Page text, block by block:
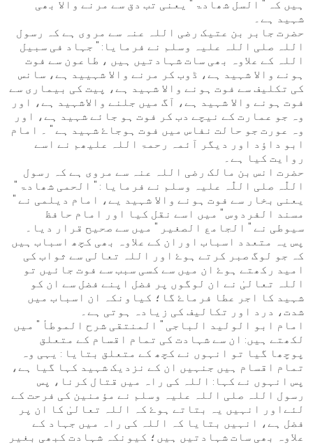
ہیں کہ " السل شھادۃ " یعنی تب دق سے مرنے والا بھی
شہید ہے۔
حضرت جابر بن عتیک رضی اللہ عنہ سے مروی ہے کہ رسول
اللہ صلی اللہ علیہ وسلم نے فرمایا: " جہاد فی سبیل
اللہ کے علاوہ بھی سات شہادتیں ہیں ، طاعون سے فوت
ہونے والا شہید ہے، ڈوب کر مرنے والا شہیید ہے، سانس
کی تکلیف سے فوت ہونے والا شہید ہے، پیت کی بیماری سے
فوت ہونے والا شہید ہے، آگ میں جلنے والاشہید ہے، اور
وہ جو عمارت کے نیچے دب کر فوت ہو جائے شہید ہے، اور
وہ عورت جو حالت نفاس میں فوت ہوجاۓ شہید ہے " ۔ امام
ابو داؤد اور دیگر آئمہ رحمۃ اللہ علیھم نے اسے
روایت کیا ہے۔
حضرت انس بن مالک رضی اللہ عنہ سے مروی ہے کہ رسول
اللّٰہ صلی اللّٰہ علیہ وسلم نے فرمایا : " الحمی شھادۃ "
یعنی بخار سے فوت ہونے والا شہید یے، امام دیلمی نے "
مسند الفردوس " میں اسے نقل کیا اور امام حافظ
سیوطی نے " الجامع الصغیر " میں سے صحیح قرار دیا۔
پس یہ متعدد اسباب اوران کے علاوہ بھی کچھ اسباب ہیں
کہ جو لوگ صبر کرتے ہوۓ اور اللہ تعالی سے ثواب کی
امید رکھتے ہوۓ ان میں سے کسی سبب سے فوت جائیں تو
اللہ تعالیٰ نے ان لوگوں پر فضل اپنے فضل سے ان کو
شہید کا اجر عطا فرماۓ گا؛ کیاونکہ ان اسباب میں
شدت، درد اور تکالیف کی زیادہ ہوتی ہے۔
امام ابو الولید الباجی " المنتقی شرح الموطأ " میں
لکھتے ہیں: ان سے شہادت کی تمام اقسام کے متعلق
پوچھا گیا تو انہوں نے کچھ کے متعلق بتایا : یہی وہ
تمام اقسام ہیں جنہیں ان کے نزدیک شہید کہا گیا ہے،
پس انہوں نے کہا: اللہ کی راہ میں قتال کرنا، پس
رسول اللہ صلی اللہ علیہ وسلم نے مؤمنین کی فرحت کے
لئےاور انہیں یہ بتاتے ہوۓ کہ اللہ تعالیٰ کا ان پر
فضل ہے، انہیں بتایا کہ اللہ کی راہ میں جہاد کے
علاوہ بھی سات شہادتیں ہیں؛ کیونکہ شہادت کبھی بغیر